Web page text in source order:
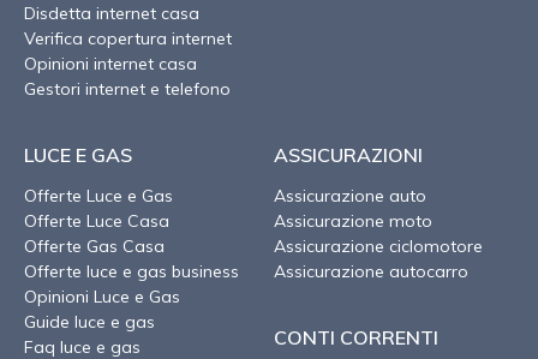
Disdetta internet casa
Verifica copertura internet
Opinioni internet casa
Gestori internet e telefono
LUCE E GAS
Offerte Luce e Gas
Offerte Luce Casa
Offerte Gas Casa
Offerte luce e gas business
Opinioni Luce e Gas
Guide luce e gas
Faq luce e gas
ASSICURAZIONI
Assicurazione auto
Assicurazione moto
Assicurazione ciclomotore
Assicurazione autocarro
CONTI CORRENTI